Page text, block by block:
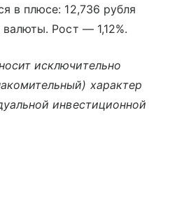
в плюсе: 12,736 рубля
Рост — 1,12%.
исключительно
характер
инвестиционной